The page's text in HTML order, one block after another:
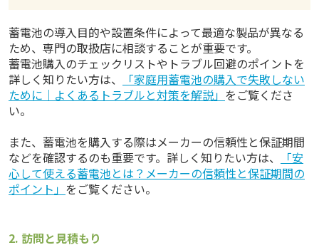
蓄電池の導入目的や設置条件によって最適な製品が異なる
ため、専門の取扱店に相談することが重要です。
蓄電池購入のチェックリストやトラブル回避のポイントを
詳しく知りたい方は、
「家庭用蓄電池の購入で失敗しない
ために｜よくあるトラブルと対策を解説」 をご覧くださ
い。
また、蓄電池を購入する際はメーカーの信頼性と保証期間
などを確認するのも重要です。詳しく知りたい方は、
「安
心して使える蓄電池とは？メーカーの信頼性と保証期間の
ポイント」 をご覧ください。
2. 訪問と見積もり